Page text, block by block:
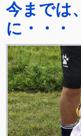
今までは
に・・・